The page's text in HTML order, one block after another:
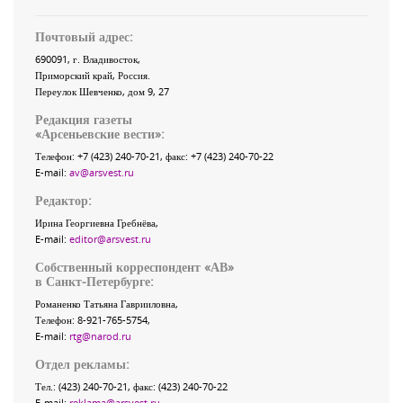
Почтовый адрес:
690091, г. Владивосток,
Приморский край, Россия.
Переулок Шевченко, дом 9, 27
Редакция газеты
«Арсеньевские вести»:
Телефон: +7 (423) 240-70-21, факс: +7 (423) 240-70-22
E-mail: av@arsvest.ru
Редактор:
Ирина Георгиевна Гребнёва,
E-mail: editor@arsvest.ru
Собственный корреспондент «АВ»
в Санкт-Петербурге:
Романенко Татьяна Гаврииловна,
Телефон: 8-921-765-5754,
E-mail: rtg@narod.ru
Отдел рекламы:
Тел.: (423) 240-70-21, факс: (423) 240-70-22